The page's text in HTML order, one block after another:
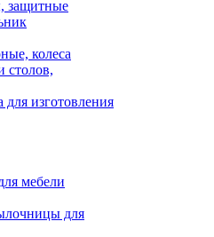
защитные
колеса
столов,
изготовления
мебели
для